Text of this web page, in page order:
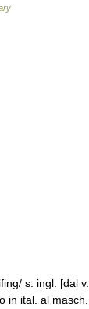
s. ingl. [dal
in ital. al